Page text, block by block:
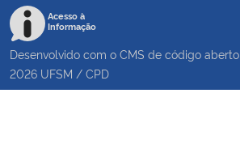
Acesso à
Informação
Desenvolvido com o CMS de código aberto
2026 UFSM / CPD